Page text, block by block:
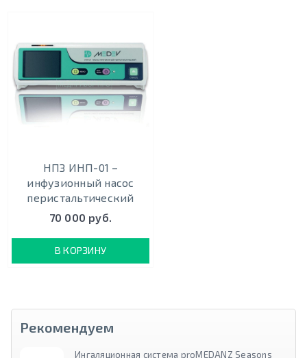
НПЗ ИНП-01 –
инфузионный насос
перистальтический
70 000 руб.
В КОРЗИНУ
Рекомендуем
Ингаляционная система proMEDANZ Seasons